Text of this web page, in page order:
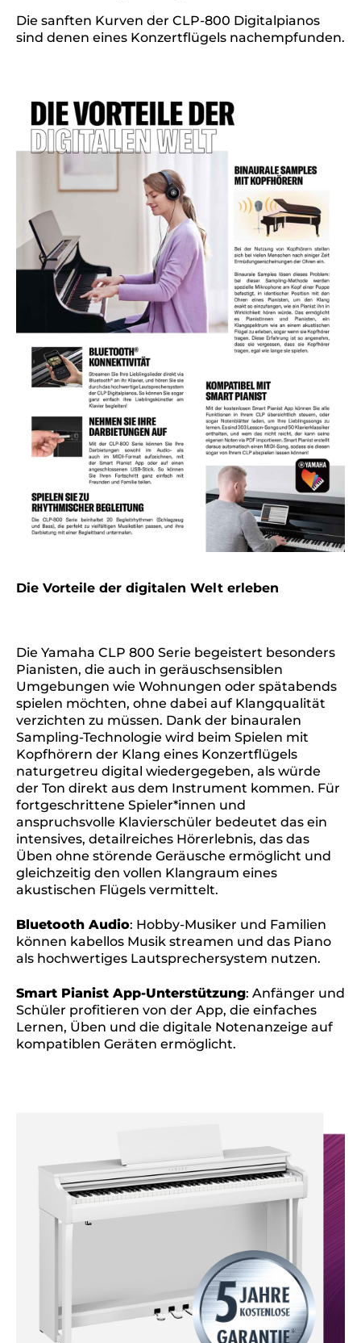
Die sanften Kurven der CLP-800 Digitalpianos
sind denen eines Konzertflügels nachempfunden.
Die Vorteile der digitalen Welt erleben
Die Yamaha CLP 800 Serie begeistert besonders
Pianisten, die auch in geräuschsensiblen
Umgebungen wie Wohnungen oder spätabends
spielen möchten, ohne dabei auf Klangqualität
verzichten zu müssen. Dank der binauralen
Sampling-Technologie wird beim Spielen mit
Kopfhörern der Klang eines Konzertflügels
naturgetreu digital wiedergegeben, als würde
der Ton direkt aus dem Instrument kommen. Für
fortgeschrittene Spieler*innen und
anspruchsvolle Klavierschüler bedeutet das ein
intensives, detailreiches Hörerlebnis, das das
Üben ohne störende Geräusche ermöglicht und
gleichzeitig den vollen Klangraum eines
akustischen Flügels vermittelt.
Bluetooth Audio: Hobby-Musiker und Familien
können kabellos Musik streamen und das Piano
als hochwertiges Lautsprechersystem nutzen.
Smart Pianist App-Unterstützung: Anfänger und
Schüler profitieren von der App, die einfaches
Lernen, Üben und die digitale Notenanzeige auf
kompatiblen Geräten ermöglicht.